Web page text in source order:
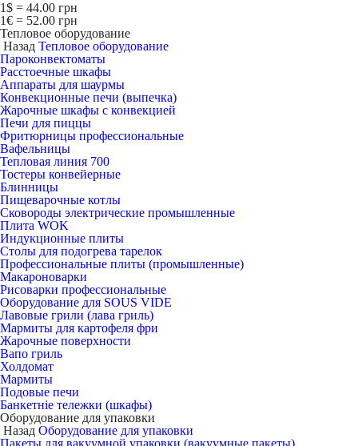
1$ = 44.00 грн
1€ = 52.00 грн
Тепловое оборудование
Назад Тепловое оборудование
Пароконвектоматы
Расcтоечные шкафы
Аппараты для шаурмы
Конвекционные печи (выпечка)
Жарочные шкафы с конвекцией
Печи для пиццы
Фритюрницы профессиональные
Вафельницы
Тепловая линия 700
Тостеры конвейерные
Блинницы
Пищеварочные котлы
Сковороды электрические промышленные
Плита WOK
Индукционные плиты
Столы для подогрева тарелок
Профессиональные плиты (промышленные)
Макароноварки
Рисоварки профессиональные
Оборудование для SOUS VIDE
Лавовые грили (лава гриль)
Мармиты для картофеля фри
Жарочные поверхности
Вапо гриль
Холдомат
Мармиты
Подовые печи
Банкетніе тележки (шкафы)
Оборудование для упаковки
Назад Оборудование для упаковки
Пакеты для вакуумной упаковки (вакуумные пакеты)